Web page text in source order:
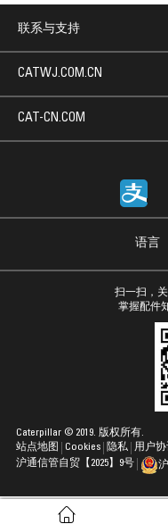
联系与支持
CATWJ.COM.CN
CAT-CN.COM
语言
扫一扫，
掌握配件
站点地图 Cookies 隐私 用户协
Caterpillar © 2019. 版权所有.
沪通信管自贸【2025】9号